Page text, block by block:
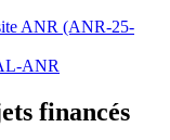
ANR (ANR-25-
ANR
financés